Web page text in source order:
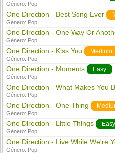
Género: Pop
One Direction - Best Song Ever
Género: Pop
One Direction - One Way Or
Género: Pop
One Direction - Kiss You Medium
Género: Pop
One Direction - Moments Easy
Género: Pop
One Direction - What Makes You
Género: Pop
One Direction - One Thing
Género: Pop
One Direction - Little Things Easy
Género: Pop
One Direction - Live While We're
Género: Pop